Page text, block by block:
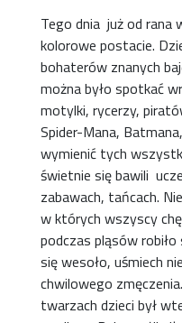
Tego dnia już od rana
kolorowe postacie.
bohaterów znanych
można było spotkać
motylki, rycerzy,
Spider-Mana,
wymienić tych
świetnie się bawili
zabawach, tańcach.
w których wszyscy
podczas pląsów
się wesoło, uśmiech
chwilowego
twarzach dzieci był